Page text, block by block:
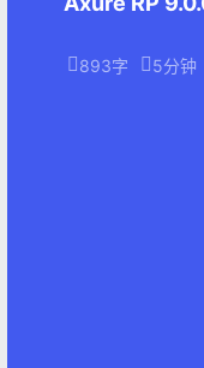
893字 5分钟